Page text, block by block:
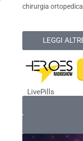
chirurgia ortopedica
LEGGI
LivePills